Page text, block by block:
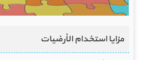
مزايا استخدام الأرضيات